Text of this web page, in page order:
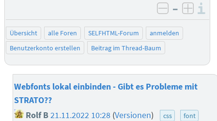
negativ
–
Übersicht alle Foren SELFHTML-Forum
anmelden
Benutzerkonto erstellen
Beitrag im Thread-Baum
Webfonts lokal einbinden - Gibt es Probleme mit
STRATO??
Rolf B21.11.2022 10:28 (Versionen) css font